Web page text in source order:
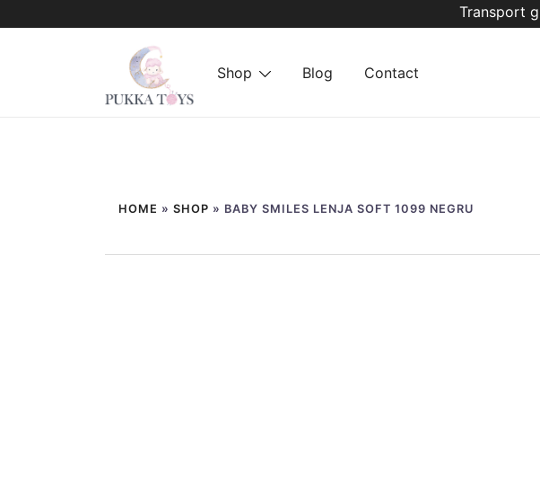
Transport
Shop Blog Contact
HOME » SHOP » BABY SMILES LENJA SOFT 1099 NEGRU